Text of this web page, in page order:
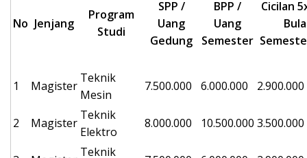
No Jenjang
Program
Studi
SPP /
Uang
Gedung
BPP /
Uang
Semester
Cicilan
1 Magister
Teknik
Mesin
7.500.000 6.000.000 2.900.000
2 Magister
Teknik
Elektro
8.000.000 10.500.000 3.500.000
Teknik